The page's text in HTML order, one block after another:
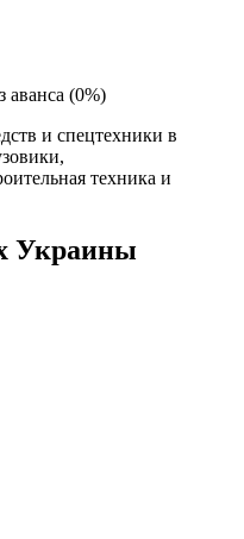
аванса (0%)
и спецтехники в
техника и
Украины